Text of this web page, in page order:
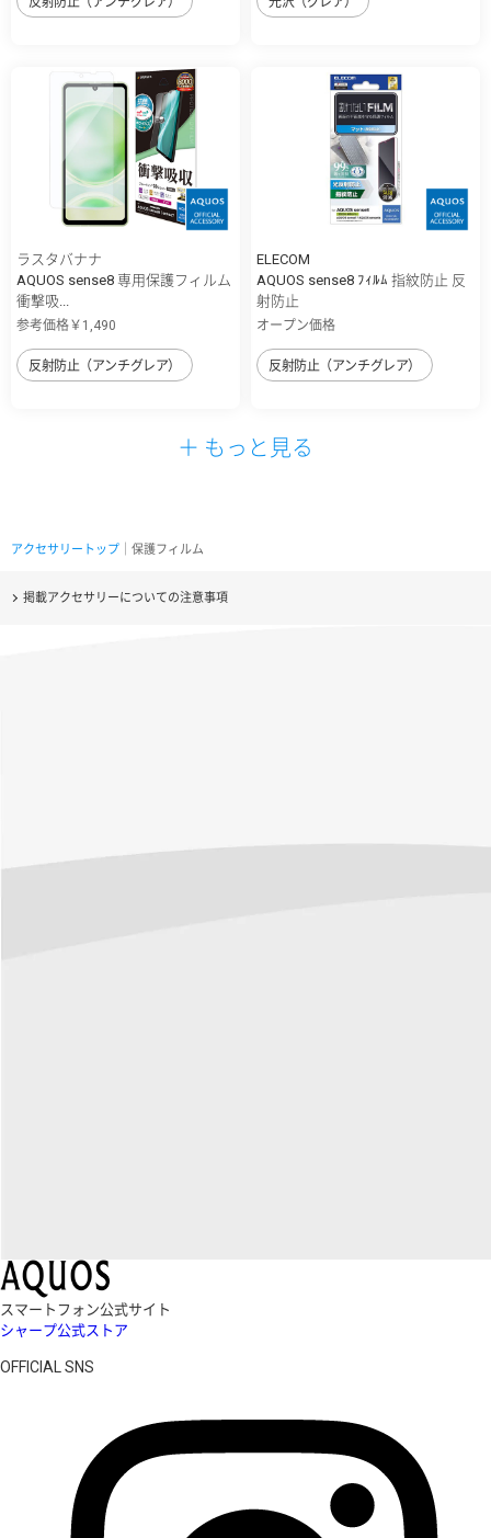
ラスタバナナ
AQUOS sense8 専用保護フィルム
衝撃吸...
参考価格￥1,490
反射防止（アンチグレア）
ELECOM
AQUOS sense8 ﾌｨﾙﾑ 指紋防止 反
射防止
オープン価格
反射防止（アンチグレア）
＋ もっと見る
アクセサリートップ ｜保護フィルム
掲載アクセサリーについての注意事項
スマートフォン公式サイト
シャープ公式ストア
OFFICIAL SNS